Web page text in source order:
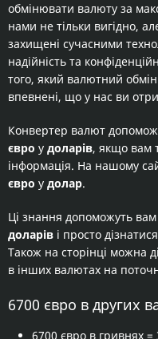
обмінювати валюту за
нами не тільки вигідно,
захищені сучасними
надійність та
того, який валютний
впевнені, що у нас ви
Конвертер валют
євро у доларів, якщо вам
інформація. На нашому
євро у долар.
Ці знання допоможуть вам
доларів і просто
Також на сторінці можна
в інших валютах на
6700 євро в других
6700 євро в гривнях =